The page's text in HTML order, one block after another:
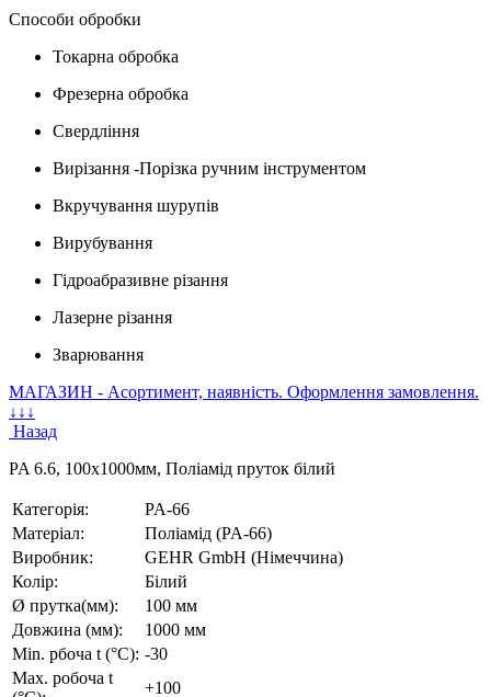
Способи обробки
Токарна обробка
Фрезерна обробка
Свердління
Вирізання -Порізка ручним інструментом
Вкручування шурупів
Вирубування
Гідроабразивне різання
Лазерне різання
Зварювання
МАГАЗИН - Асортимент, наявність. Оформлення замовлення.
↓↓↓
Назад
PA 6.6, 100х1000мм, Поліамід пруток білий
Категорія:
PA-66
Матеріал:
Поліамід (PA-66)
Виробник:
GEHR GmbH (Німеччина)
Колір:
Білий
Ø прутка(мм):
100 мм
Довжина (мм):
1000 мм
Min. рбоча t (°C): -30
Max. робоча t
+100